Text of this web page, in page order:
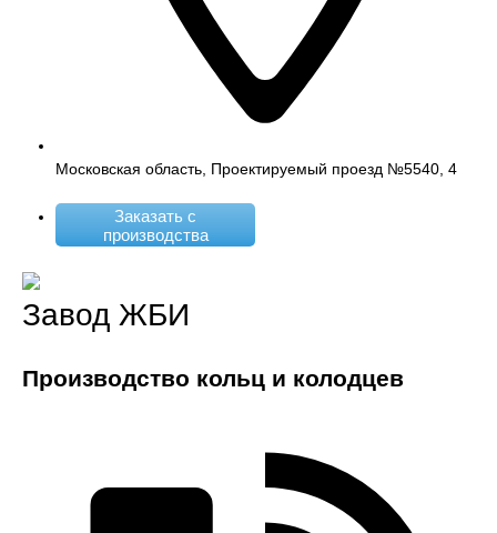
Московская область, Проектируемый проезд №5540, 4
Заказать с
производства
Завод ЖБИ
Производство кольц и колодцев